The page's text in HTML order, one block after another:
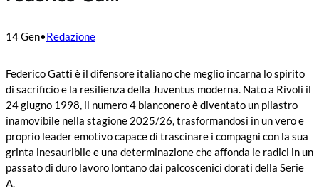
14 Gen•Redazione
Federico Gatti è il difensore italiano che meglio incarna lo spirito
di sacrificio e la resilienza della Juventus moderna. Nato a Rivoli il
24 giugno 1998, il numero 4 bianconero è diventato un pilastro
inamovibile nella stagione 2025/26, trasformandosi in un vero e
proprio leader emotivo capace di trascinare i compagni con la sua
grinta inesauribile e una determinazione che affonda le radici in un
passato di duro lavoro lontano dai palcoscenici dorati della Serie
A.